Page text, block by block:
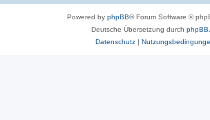
Powered by phpBB® Forum Software ©
Deutsche Übersetzung durch
Datenschutz|